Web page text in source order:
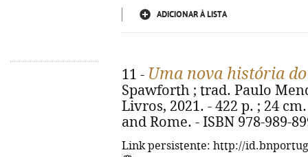
ADICIONAR À LISTA
11 - Uma nova história
Spawforth ; trad. Paulo
Livros, 2021. - 422 p. ; 24
and Rome. - ISBN 978-989-
Link persistente: http://